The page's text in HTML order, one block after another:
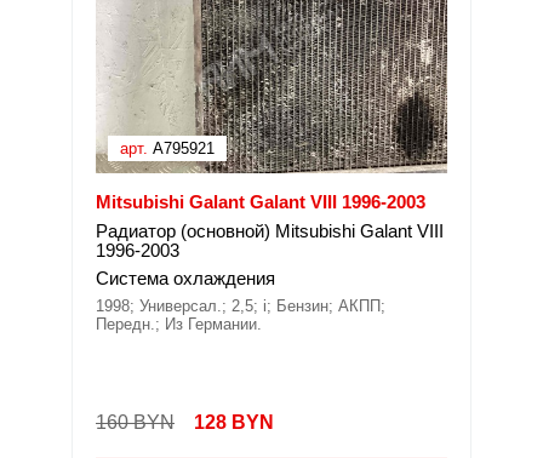
арт. A795921
Mitsubishi Galant Galant VIII 1996-2003
Радиатор (основной) Mitsubishi Galant VIII
1996-2003
Система охлаждения
1998; Универсал.; 2,5; i; Бензин; АКПП;
Передн.; Из Германии.
160 BYN 128 BYN